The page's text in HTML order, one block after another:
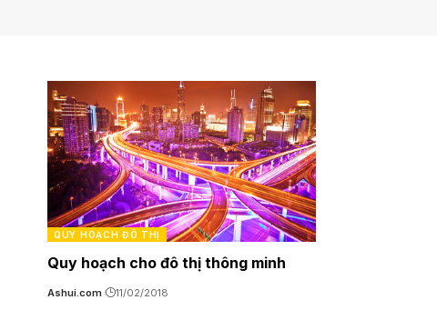
QUY HOẠCH ĐÔ THỊ
Quy hoạch cho đô thị thông minh
Ashui.com 11/02/2018